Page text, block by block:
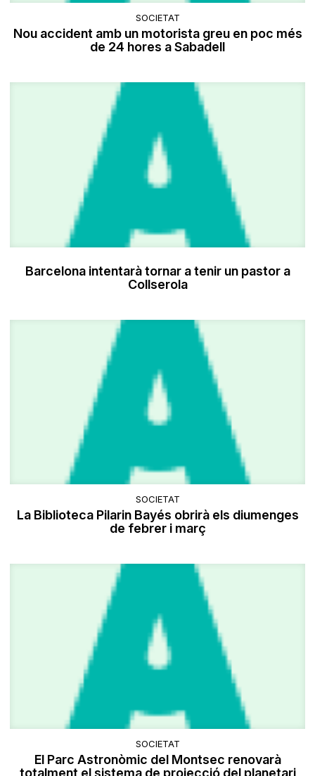
SOCIETAT
Nou accident amb un motorista greu en poc més
de 24 hores a Sabadell
Barcelona intentarà tornar a tenir un pastor a
Collserola
SOCIETAT
La Biblioteca Pilarin Bayés obrirà els diumenges
de febrer i març
SOCIETAT
El Parc Astronòmic del Montsec renovarà
totalment el sistema de projecció del planetari